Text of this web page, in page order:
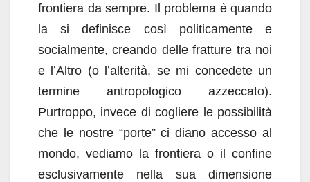
frontiera da sempre. Il problema è quando
la si definisce così politicamente e
socialmente, creando delle fratture tra noi
e l’Altro (o l’alterità, se mi concedete un
termine antropologico azzeccato).
Purtroppo, invece di cogliere le possibilità
che le nostre “porte” ci diano accesso al
mondo, vediamo la frontiera o il confine
esclusivamente nella sua dimensione